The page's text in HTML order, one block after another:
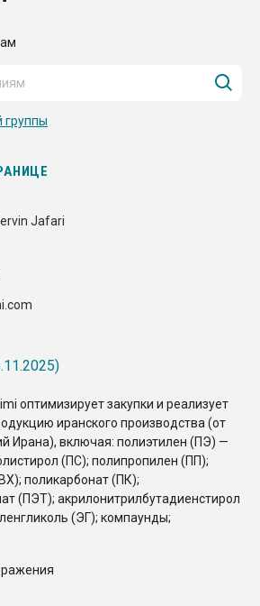
ПЕРЕЙТИ НА
группы
Jafari
оптимизирует закупки и реализует
иранского производства (от
Ирана), включая: полиэтилен (ПЭ) —
(ПС); полипропилен (ПП);
поликарбонат (ПК);
(ПЭТ); акрилонитрилбутадиенстирол
(ЭГ); компаунды;